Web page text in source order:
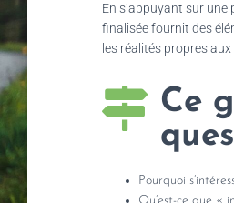
En s’appuyant sur une
finalisée fournit des
les réalités propres
Ce
Pourquoi